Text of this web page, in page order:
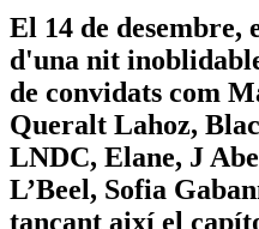
El 14 de desembre,
d'una nit
de convidats com
Queralt Lahoz,
LNDC, Elane, J
L’Beel, Sofia
tancant així el